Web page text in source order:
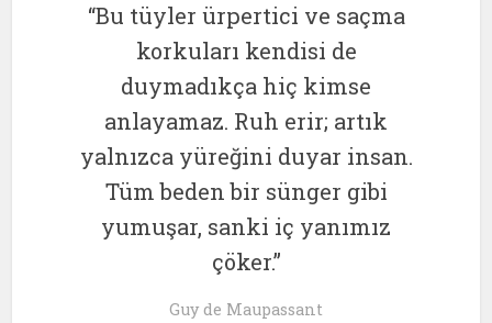
“Bu tüyler ürpertici ve saçma
korkuları kendisi de
duymadıkça hiç kimse
anlayamaz. Ruh erir; artık
yalnızca yüreğini duyar insan.
Tüm beden bir sünger gibi
yumuşar, sanki iç yanımız
çöker.”
Guy de Maupassant